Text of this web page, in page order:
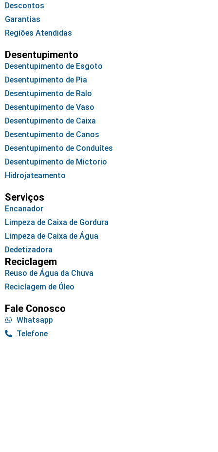
Descontos
Garantias
Regiões Atendidas
Desentupimento
Desentupimento de Esgoto
Desentupimento de Pia
Desentupimento de Ralo
Desentupimento de Vaso
Desentupimento de Caixa
Desentupimento de Canos
Desentupimento de Conduítes
Desentupimento de Mictorio
Hidrojateamento
Serviços
Encanador
Limpeza de Caixa de Gordura
Limpeza de Caixa de Água
Dedetizadora
Reciclagem
Reuso de Água da Chuva
Reciclagem de Óleo
Fale Conosco
Whatsapp
Telefone